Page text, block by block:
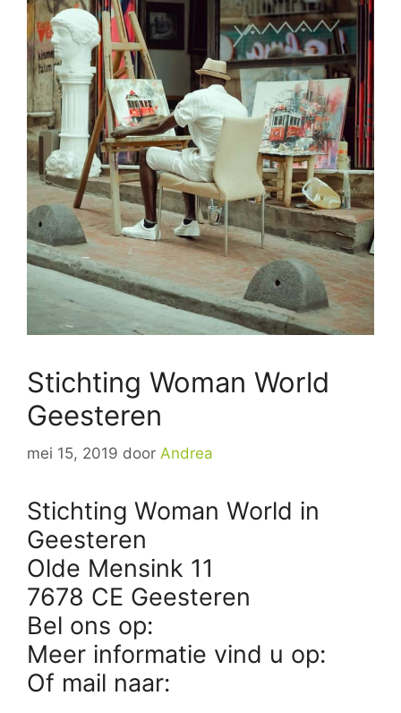
Stichting Woman World
Geesteren
mei 15, 2019 door Andrea
Stichting Woman World in
Geesteren
Olde Mensink 11
7678 CE Geesteren
Bel ons op:
Meer informatie vind u op:
Of mail naar: